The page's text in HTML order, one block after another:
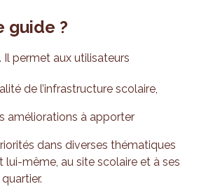
guide ?
Il permet aux utilisateurs
de l’infrastructure scolaire,
améliorations à apporter
dans diverses thématiques
lui-même, au site scolaire et à ses